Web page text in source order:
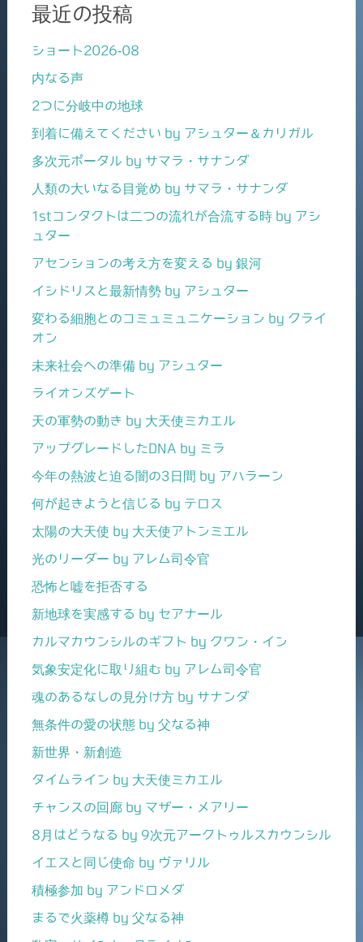
最近の投稿
ショート2026-08
内なる声
2つに分岐中の地球
到着に備えてください by アシュター＆カリガル
多次元ポータル by サマラ・サナンダ
人類の大いなる目覚め by サマラ・サナンダ
1stコンタクトは二つの流れが合流する時 by アシ
ュター
アセンションの考え方を変える by 銀河
イシドリスと最新情勢 by アシュター
変わる細胞とのコミュミュニケーション by クライ
オン
未来社会への準備 by アシュター
ライオンズゲート
天の軍勢の動き by 大天使ミカエル
アップグレードしたDNA by ミラ
今年の熱波と迫る闇の3日間 by アハラーン
何が起きようと信じる by テロス
太陽の大天使 by 大天使アトンミエル
光のリーダー by アレム司令官
恐怖と嘘を拒否する
新地球を実感する by セアナール
カルマカウンシルのギフト by クワン・イン
気象安定化に取り組む by アレム司令官
魂のあるなしの見分け方 by サナンダ
無条件の愛の状態 by 父なる神
新世界・新創造
タイムライン by 大天使ミカエル
チャンスの回廊 by マザー・メアリー
8月はどうなる by 9次元アークトゥルスカウンシル
イエスと同じ使命 by ヴァリル
積極参加 by アンドロメダ
まるで火薬樽 by 父なる神